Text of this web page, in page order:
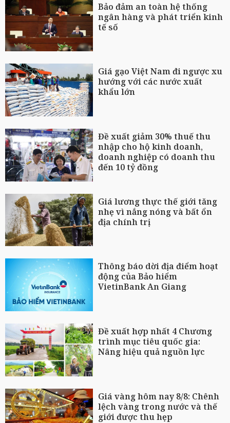
Bảo đảm an toàn hệ thống
ngân hàng và phát triển kinh
tế số
Giá gạo Việt Nam đi ngược xu
hướng với các nước xuất
khẩu lớn
Đề xuất giảm 30% thuế thu
nhập cho hộ kinh doanh,
doanh nghiệp có doanh thu
đến 10 tỷ đồng
Giá lương thực thế giới tăng
nhẹ vì nắng nóng và bất ổn
địa chính trị
Thông báo dời địa điểm hoạt
động của Bảo hiểm
VietinBank An Giang
Đề xuất hợp nhất 4 Chương
trình mục tiêu quốc gia:
Nâng hiệu quả nguồn lực
Giá vàng hôm nay 8/8: Chênh
lệch vàng trong nước và thế
giới được thu hẹp